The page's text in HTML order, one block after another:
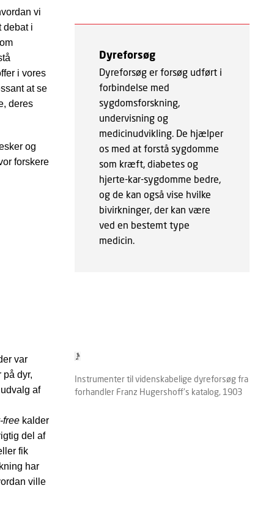
vi
debat i
i vores
at se
deres
og
forskere
Dyreforsøg
Dyreforsøg er forsøg udført i
forbindelse med
sygdomsforskning,
undervisning og
medicinudvikling. De hjælper
os med at forstå sygdomme
som kræft, diabetes og
hjerte-kar-sygdomme bedre,
og de kan også vise hvilke
bivirkninger, der kan være
ved en bestemt type
medicin.
var
på dyr,
af
free kalder
del af
fik
har
ville
Instrumenter til videnskabelige dyreforsøg fra
forhandler Franz Hugershoff's katalog, 1903